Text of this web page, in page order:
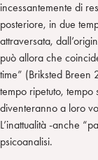
incessantemente di
posteriore, in due
attraversata,
può allora che
time” (Briksted
tempo ripetuto,
diventeranno a loro
L’inattualità -anche
psicoanalisi.